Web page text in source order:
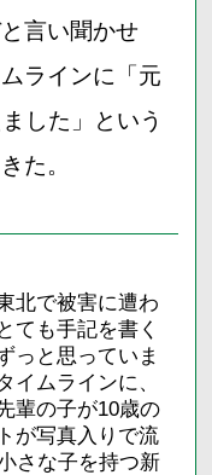
言い聞かせ
ラインに「元
した」という
た。
北で被害に遭わ
ても手記を書く
っと思っていま
イムラインに、
輩の子が10歳の
が写真入りで流
さな子を持つ新